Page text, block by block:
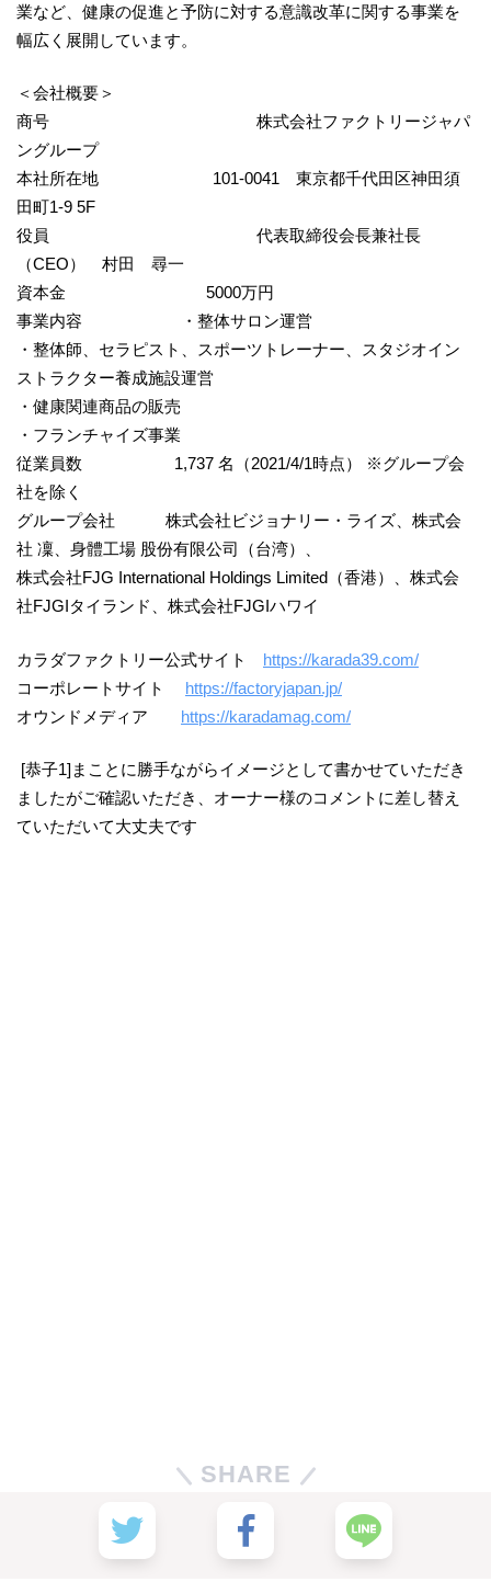
業など、健康の促進と予防に対する意識改革に関する事業を
幅広く展開しています。
＜会社概要＞
商号 株式会社ファクトリージャパ
ングループ
本社所在地 101-0041 東京都千代田区神田須
田町1-9 5F
役員 代表取締役会長兼社長
（CEO） 村田 尋一
資本金 5000万円
事業内容 ・整体サロン運営
・整体師、セラピスト、スポーツトレーナー、スタジオイン
ストラクター養成施設運営
・健康関連商品の販売
・フランチャイズ事業
従業員数 1,737 名（2021/4/1時点） ※グループ会
社を除く
グループ会社 株式会社ビジョナリー・ライズ、株式会
社 凜、身體工場 股份有限公司（台湾）、
株式会社FJG International Holdings Limited（香港）、株式会
社FJGIタイランド、株式会社FJGIハワイ
カラダファクトリー公式サイト https://karada39.com/
コーポレートサイト https://factoryjapan.jp/
オウンドメディア https://karadamag.com/
[恭子1]まことに勝手ながらイメージとして書かせていただき
ましたがご確認いただき、オーナー様のコメントに差し替え
ていただいて大丈夫です
SHARE